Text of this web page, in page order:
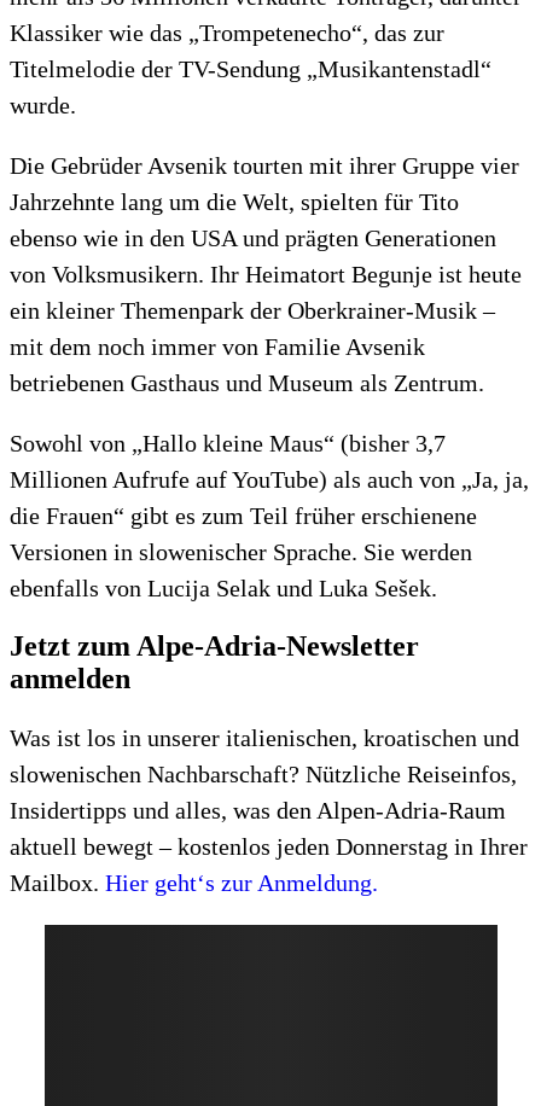
Klassiker wie das „Trompetenecho“, das zur
Titelmelodie der TV-Sendung „Musikantenstadl“
wurde.
Die Gebrüder Avsenik tourten mit ihrer Gruppe vier
Jahrzehnte lang um die Welt, spielten für Tito
ebenso wie in den USA und prägten Generationen
von Volksmusikern. Ihr Heimatort Begunje ist heute
ein kleiner Themenpark der Oberkrainer-Musik –
mit dem noch immer von Familie Avsenik
betriebenen Gasthaus und Museum als Zentrum.
Sowohl von „Hallo kleine Maus“ (bisher 3,7
Millionen Aufrufe auf YouTube) als auch von „Ja, ja,
die Frauen“ gibt es zum Teil früher erschienene
Versionen in slowenischer Sprache. Sie werden
ebenfalls von Lucija Selak und Luka Sešek.
Jetzt zum Alpe-Adria-Newsletter
anmelden
Was ist los in unserer italienischen, kroatischen und
slowenischen Nachbarschaft? Nützliche Reiseinfos,
Insidertipps und alles, was den Alpen-Adria-Raum
aktuell bewegt – kostenlos jeden Donnerstag in Ihrer
Mailbox. Hier geht‘s zur Anmeldung.